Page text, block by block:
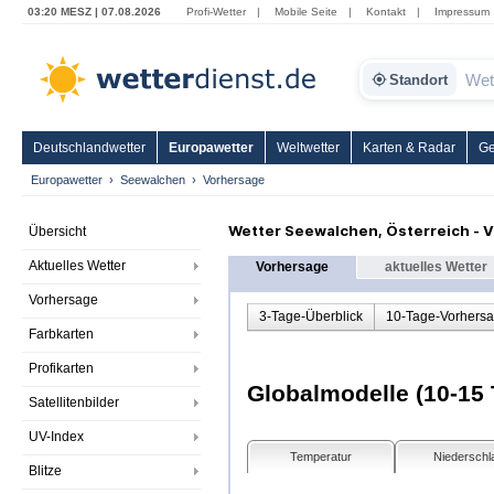
03:20 MESZ | 07.08.2026 Profi-Wetter | Mobile Seite | Kontakt | Impressum
Standort
Deutschlandwetter Europawetter Weltwetter Karten & Radar
Europawetter Seewalchen Vorhersage
Übersicht
Aktuelles Wetter
Vorhersage
Farbkarten
Profikarten
Satellitenbilder
UV-Index
Blitze
Wetter Seewalchen, Österreich -
Vorhersage aktuelles Wetter
3-Tage-Überblick 10-Tage-
Globalmodelle (10-15
Temperatur